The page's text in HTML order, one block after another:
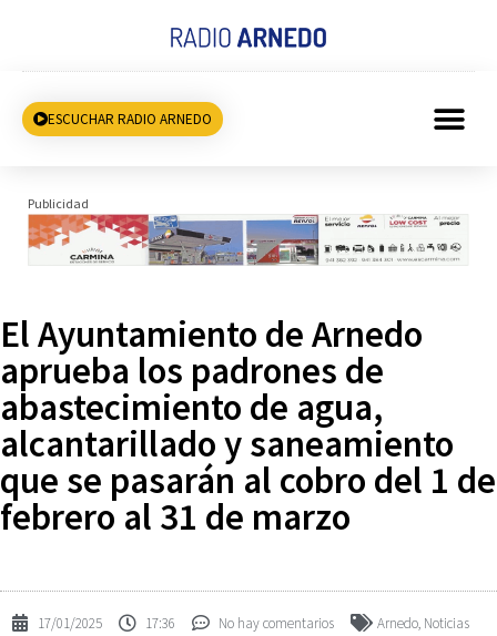
ESCUCHAR RADIO ARNEDO
Publicidad
El Ayuntamiento de Arnedo
aprueba los padrones de
abastecimiento de agua,
alcantarillado y saneamiento
que se pasarán al cobro del 1 de
febrero al 31 de marzo
17/01/2025 17:36 No hay comentarios Arnedo, Noticias